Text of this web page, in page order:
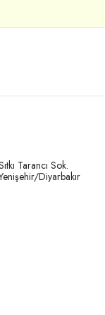
Tarancı Sok.
Diyarbakır